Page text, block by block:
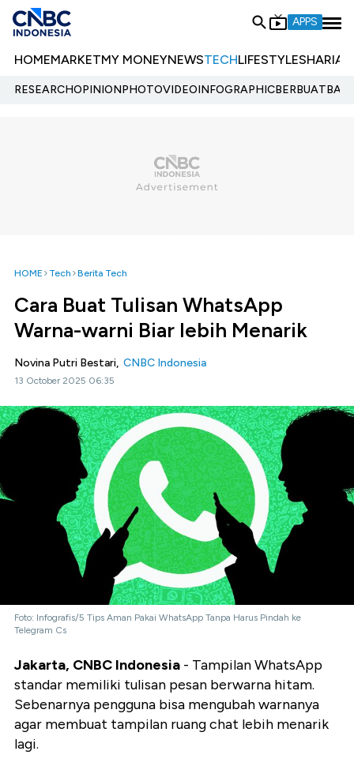
APPS
HOMEMARKETMY MONEYNEWSTECHLIFESTYLESHARIA
RESEARCHOPINIONPHOTOVIDEOINFOGRAPHIC
HOME Tech Berita Tech
Cara Buat Tulisan WhatsApp
Warna-warni Biar lebih Menarik
Novina Putri Bestari, CNBC Indonesia
13 October 2025 06:35
Foto: Infografis/5 Tips Aman Pakai WhatsApp Tanpa Harus Pindah ke
Telegram Cs
Jakarta, CNBC Indonesia - Tampilan WhatsApp
standar memiliki tulisan pesan berwarna hitam.
Sebenarnya pengguna bisa mengubah warnanya
agar membuat tampilan ruang chat lebih menarik
lagi.